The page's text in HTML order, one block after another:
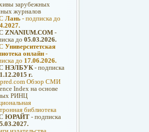
зарубежных
журналов
Лань- подписка до
ZNANIUM.COM-
до 05.03.2026.
Университетская
онлайн-
до 17.06.2026.
НЭЛБУК- подписка
г.
Обзор СМИ
Index на основе
РИНЦ
библиотека
ЮРАЙТ- подписка